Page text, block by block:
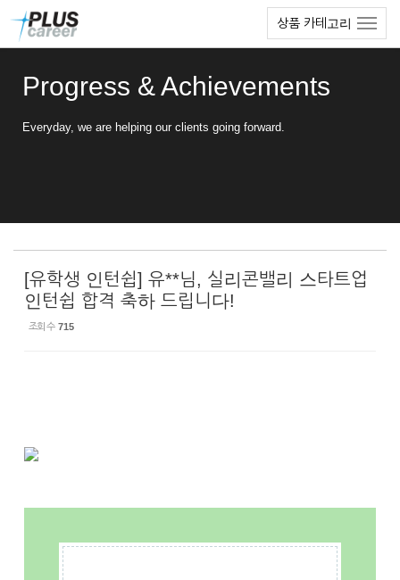
상품 카테고리
Progress & Achievements
Everyday, we are helping our clients going forward.
[유학생 인턴쉽] 유**님, 실리콘밸리 스타트업
인턴쉽 합격 축하 드립니다!
조회 수 715